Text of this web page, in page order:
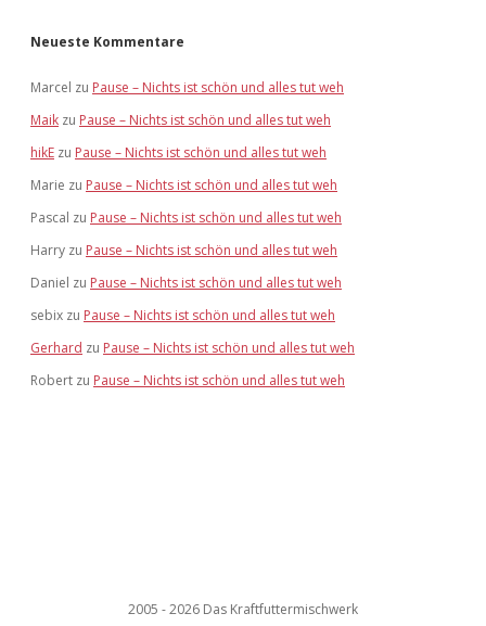
Neueste Kommentare
Marcel zu Pause – Nichts ist schön und alles tut weh
Maik zu Pause – Nichts ist schön und alles tut weh
hikE zu Pause – Nichts ist schön und alles tut weh
Marie zu Pause – Nichts ist schön und alles tut weh
Pascal zu Pause – Nichts ist schön und alles tut weh
Harry zu Pause – Nichts ist schön und alles tut weh
Daniel zu Pause – Nichts ist schön und alles tut weh
sebix zu Pause – Nichts ist schön und alles tut weh
Gerhard zu Pause – Nichts ist schön und alles tut weh
Robert zu Pause – Nichts ist schön und alles tut weh
2005 - 2026 Das Kraftfuttermischwerk